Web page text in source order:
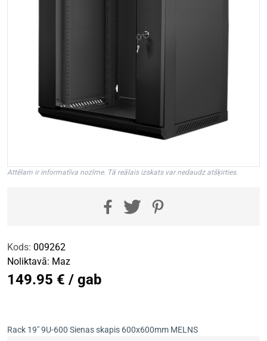
Attēlam ir informatīva nozīme. Tā reālais izskats var nedaudz atšķirties.
Kods: 009262
Noliktavā: Maz
149.95 € / gab
Rack 19" 9U-600 Sienas skapis 600x600mm MELNS